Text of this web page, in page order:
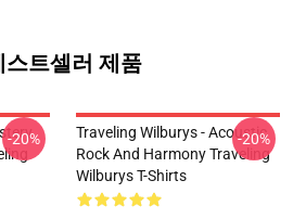
스트셀러 제품
-20%
Traveling Wilburys - Acoustic
Rock And Harmony Traveling
Wilburys T-Shirts
-20%